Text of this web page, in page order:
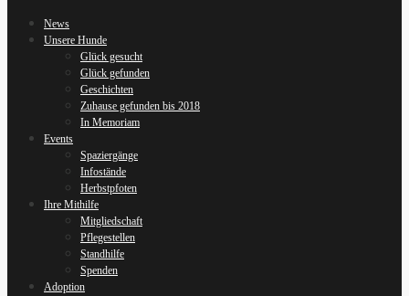
News
Unsere Hunde
Glück gesucht
Glück gefunden
Geschichten
Zuhause gefunden bis 2018
In Memoriam
Events
Spaziergänge
Infostände
Herbstpfoten
Ihre Mithilfe
Mitgliedschaft
Pflegestellen
Standhilfe
Spenden
Adoption